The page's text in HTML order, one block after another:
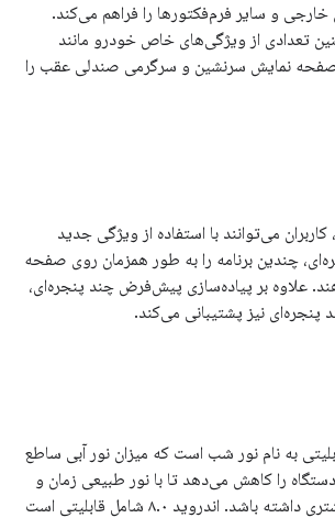
خارجی و سایر فرم‌فکتورها را فراهم می‌کند.
تعدادی از ویژگی‌های خاص خودرو مانند
صفحه نمایش سرنشین و سرگرمی صندلی عقب را
۷.۰ و بالاتر، کاربران می‌توانند با استفاده از ویژگی جدید
چندین برنامه را به طور همزمان روی صفحه
علاوه بر پیاده‌سازی پیش‌فرض چند پنجره‌ای،
پنجره‌ای نیز پشتیبانی می‌کند.
شامل قابلیتی به نام نور شب است که میزان نور آبی ساطع
را کاهش می‌دهد تا با نور طبیعی زمان و
مکان کاربر مطابقت بیشتری داشته باشد. اندروید ۸.۰ شامل قابلیتی است